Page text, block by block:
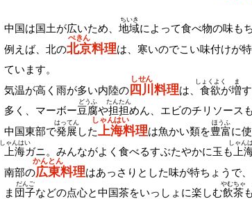
中国は国土が広いため、 地域
ちいき
によって食べ物の味も
例えば、北の北京
ぺきん
料理は、寒いのでこい味付けが
ています。
気温が高く雨が多い内陸の 四川
しせん
料理は、 食欲
しょくよく
が増
ま
多く、マーボー豆腐
どうふ
や担担
たんたん
めん、エビのチリソース
中国東部で発展
はってん
した 上海
しゃんはい
料理は魚かい類を豊富
ほうふ
に
上海
しゃんはい
ガニ。みんながよく食べるすぶたやかに玉も 上
しゃん
南部の広東
かんとん
料理はあっさりとした味が特ちょうで
ま 団子
だんご
などの点心と中国茶をいっしょに楽しむ飲茶
やむちゃ
も